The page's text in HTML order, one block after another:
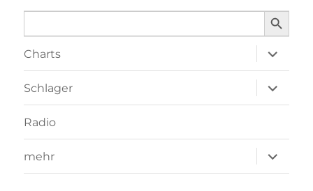
Search
SEARCH
Charts
öffnen
Schlager
öffnen
Radio
mehr
öffnen